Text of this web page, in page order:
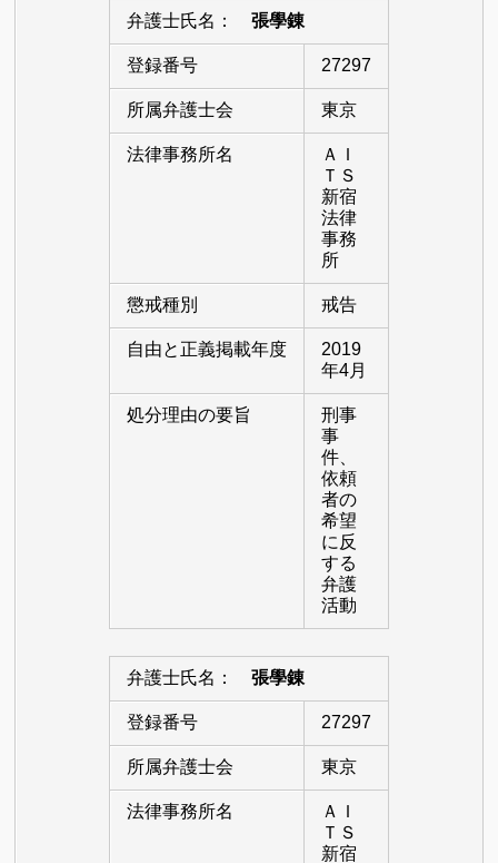
弁護士氏名： 張學錬
登録番号 27297
所属弁護士会 東京
法律事務所名
ＡＩ
ＴＳ
新宿
法律
事務
所
懲戒種別 戒告
自由と正義掲載年度
2019
年4月
処分理由の要旨
刑事
事
件、
依頼
者の
希望
に反
する
弁護
活動
弁護士氏名： 張學錬
登録番号 27297
所属弁護士会 東京
法律事務所名
ＡＩ
ＴＳ
新宿